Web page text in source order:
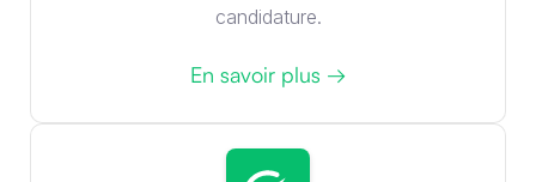
candidature.
En savoir plus →